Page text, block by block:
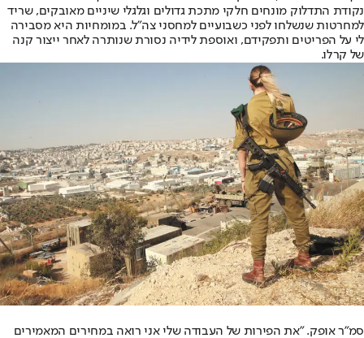
נקודת התדלוק מונחים חלקי מתכת גדולים וגלגלי שיניים מאובקים, שריד
למחרטות שנשלחו לפני כשבועיים למחסני צה"ל. במומחיות היא מסבירה
לי על הפריטים ותפקידם, ואוספת לידיה נסורת שנותרה לאחר ייצור קנה
של קרלו.
סמ"ר אופק. "את הפירות של העבודה שלי אני רואה במחירים המאמירים